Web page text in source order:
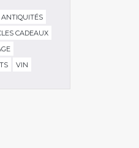
ANTIQUITÉS
CADEAUX
VIN